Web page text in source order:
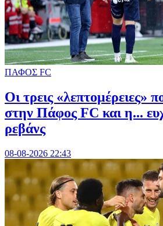
ΠΑΦΟΣ FC
Οι τρεις «λεπτομέρειες»
στην Πάφος FC και η...
ρεβάνς
08-08-2026 22:43